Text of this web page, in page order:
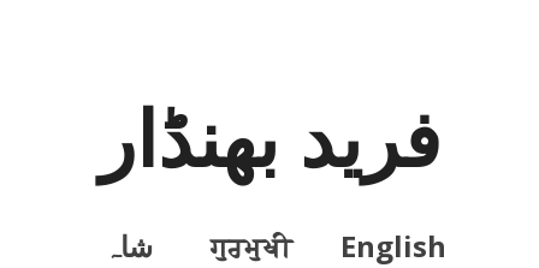
فرید بھنڈار
English
ਗੁਰਮੁਖੀ
شاہ